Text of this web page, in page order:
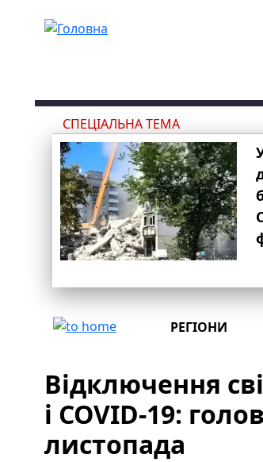
СПЕЦІАЛЬНА ТЕМА
РЕГІОНИ
Відключення
і COVID-19:
листопада